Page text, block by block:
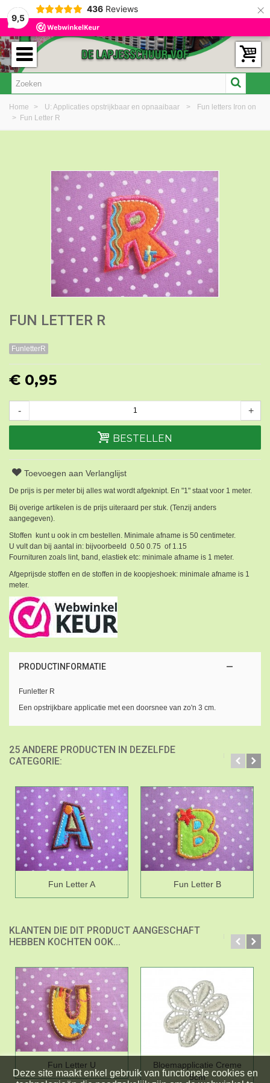
9,5
436 Reviews ×
Home > U: Applicaties opstrijkbaar en opnaaibaar >
Fun letters Iron on
> Fun Letter R
FUN LETTER R
FunletterR
€ 0,95
- +
BESTELLEN
Toevoegen aan Verlanglijst
De prijs is per meter bij alles wat wordt afgeknipt. En "1" staat voor 1 meter.
Bij overige artikelen is de prijs uiteraard per stuk. (Tenzij anders
aangegeven).
Stoffen kunt u ook in cm bestellen. Minimale afname is 50 centimeter.
U vult dan bij aantal in: bijvoorbeeld 0.50 0.75 of 1.15
Fournituren zoals lint, band, elastiek etc: minimale afname is 1 meter.
Afgeprijsde stoffen en de stoffen in de koopjeshoek: minimale afname is 1
meter.
PRODUCTINFORMATIE
Funletter R
Een opstrijkbare applicatie met een doorsnee van zo'n 3 cm.
25 ANDERE PRODUCTEN IN DEZELFDE
CATEGORIE:
Fun Letter A Fun Letter B
KLANTEN DIE DIT PRODUCT AANGESCHAFT
HEBBEN KOCHTEN OOK...
Fun Letter U
Bloemapplicatie Creme
5cm
Deze site maakt enkel gebruik van functionele cookies en